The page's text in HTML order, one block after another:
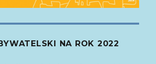
NA ROK 2022